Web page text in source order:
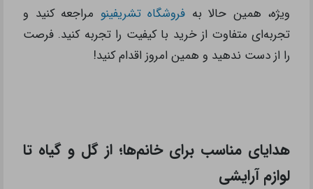
ویژه، همین حالا به فروشگاه تشریفینو مراجعه کنید و
تجربه‌ای متفاوت از خرید با کیفیت را تجربه کنید. فرصت
را از دست ندهید و همین امروز اقدام کنید!
هدایای مناسب برای خانم‌ها؛ از گل و گیاه تا
لوازم آرایشی